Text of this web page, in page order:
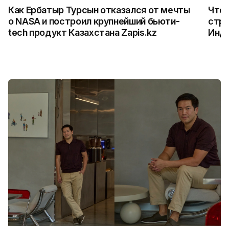
Как Ербатыр Турсын отказался от мечты
о NASA и построил крупнейший бьюти-
tech продукт Казахстана Zapis.kz
Что